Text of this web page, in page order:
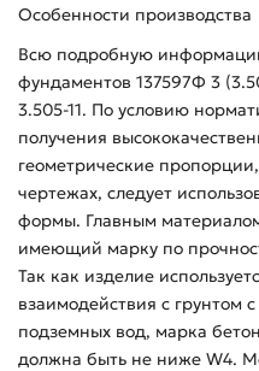
Особенности производства
Всю подробную
фундаментов 137597Ф 3
3.505-11. По условию
получения
геометрические
чертежах, следует
формы. Главным
имеющий марку по
Так как изделие
взаимодействия с грунтом
подземных вод, марка
должна быть не ниже W4.